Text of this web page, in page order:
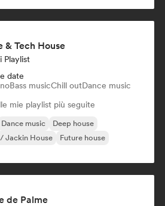
& Tech House
Playlist
date
Bass musicChill outDance music
mie playlist più seguite
Dance music
Deep house
Jackin House
Future house
de Palme